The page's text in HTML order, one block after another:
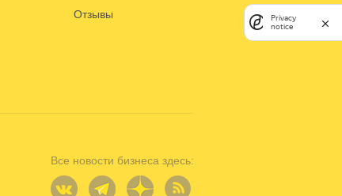
Отзывы
Все новости бизнеса здесь:
Privacy
notice